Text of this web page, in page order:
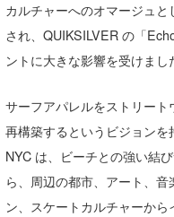
カルチャーへのオマージュ
され、QUIKSILVER の「
ントに大きな影響を受けまし
サーフアパレルをストリート
再構築するというビジョン
NYC は、ビーチとの強い結
ら、周辺の都市、アート、音
ン、スケートカルチャーから
mitsuteru Kamio
Yasunari Inoue
arukasvision
DELTA FORCE SURF
CBA Films
SURFMEDIA
Colors MAGAZINE
波伝説アンバサダー/プロ
福島寿実子
嵯峨明日香
進士剛光
田原啓江
波伝説スタッフ
+☆maki☆+
Aichan
chan-U